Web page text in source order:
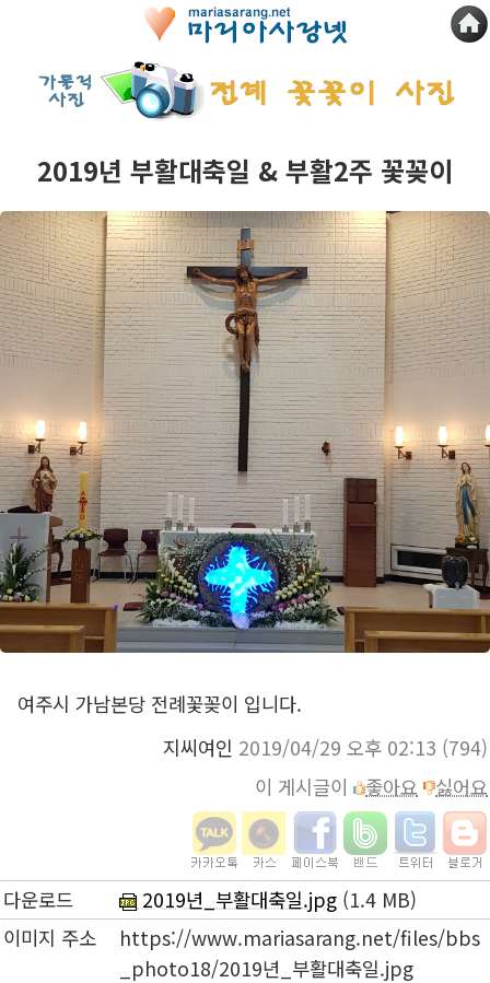
2019년 부활대축일 & 부활2주 꽃꽂이
여주시 가남본당 전례꽃꽂이 입니다.
지씨여인 2019/04/29 오후 02:13 (794)
이 게시글이
좋아요 싫어요
다운로드 2019년_부활대축일.jpg (1.4 MB)
이미지 주소
https://www.mariasarang.net/files/bbs
_photo18/2019년_부활대축일.jpg